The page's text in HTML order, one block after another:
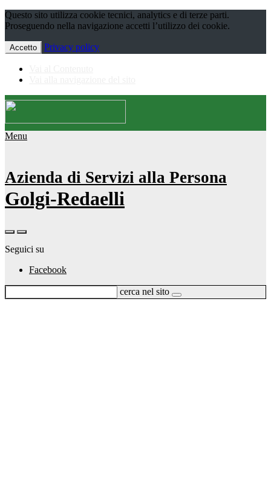
Questo sito utilizza cookie tecnici, analytics e di terze parti.
Proseguendo nella navigazione accetti l’utilizzo dei cookie.
Accetto Privacy policy
Menu
Azienda di Servizi alla Persona
Golgi-Redaelli
Seguici su
Facebook
cerca nel sito